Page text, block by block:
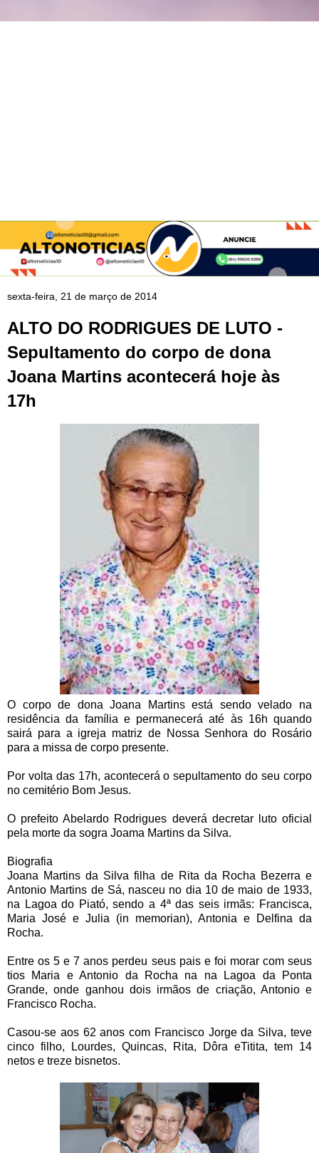
sexta-feira, 21 de março de 2014
ALTO DO RODRIGUES DE LUTO -
Sepultamento do corpo de dona
Joana Martins acontecerá hoje às
17h
O corpo de dona Joana Martins está sendo velado na
residência da família e permanecerá até às 16h quando
sairá para a igreja matriz de Nossa Senhora do Rosário
para a missa de corpo presente.
Por volta das 17h, acontecerá o sepultamento do seu corpo
no cemitério Bom Jesus.
O prefeito Abelardo Rodrigues deverá decretar luto oficial
pela morte da sogra Joama Martins da Silva.
Biografia
Joana Martins da Silva filha de Rita da Rocha Bezerra e
Antonio Martins de Sá, nasceu no dia 10 de maio de 1933,
na Lagoa do Piató, sendo a 4ª das seis irmãs: Francisca,
Maria José e Julia (in memorian), Antonia e Delfina da
Rocha.
Entre os 5 e 7 anos perdeu seus pais e foi morar com seus
tios Maria e Antonio da Rocha na na Lagoa da Ponta
Grande, onde ganhou dois irmãos de criação, Antonio e
Francisco Rocha.
Casou-se aos 62 anos com Francisco Jorge da Silva, teve
cinco filho, Lourdes, Quincas, Rita, Dôra eTitita, tem 14
netos e treze bisnetos.